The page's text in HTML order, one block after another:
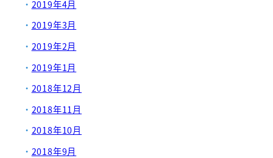
2019年4月
2019年3月
2019年2月
2019年1月
2018年12月
2018年11月
2018年10月
2018年9月